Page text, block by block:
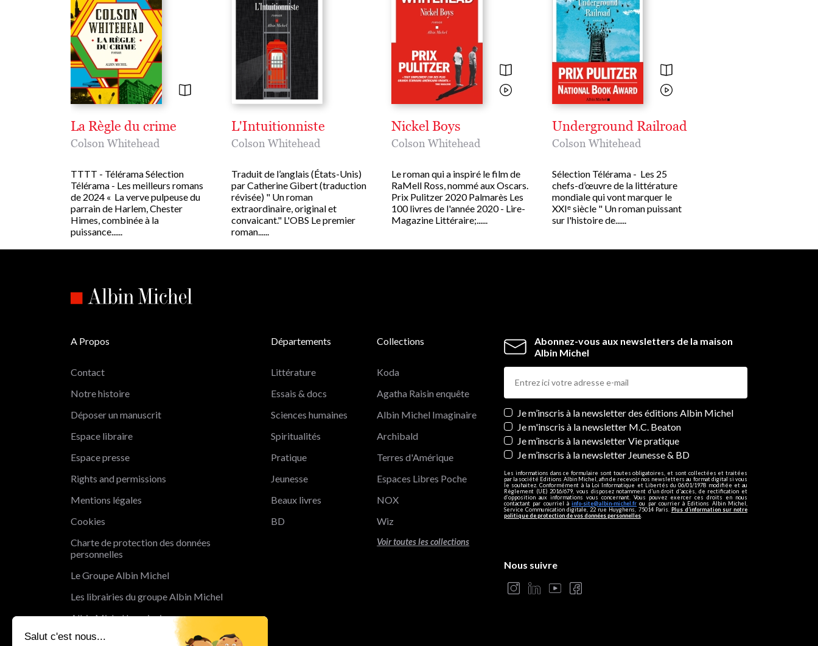
Salut c'est nous...
La Règle du crime
Colson Whitehead
TTTT - Télérama Sélection
Télérama - Les meilleurs romans
de 2024 « La verve pulpeuse du
parrain de Harlem, Chester
Himes, combinée à la
puissance......
L'Intuitionniste
Colson Whitehead
Traduit de l’anglais (États-Unis)
par Catherine Gibert (traduction
révisée) " Un roman
extraordinaire, original et
convaicant." L'OBS Le premier
roman......
Nickel Boys
Colson Whitehead
Le roman qui a inspiré le film de
RaMell Ross, nommé aux Oscars.
Prix Pulitzer 2020 Palmarès Les
100 livres de l'année 2020 - Lire-
Magazine Littéraire;......
Underground Railroad
Colson Whitehead
Sélection Télérama - Les 25
chefs-d’œuvre de la littérature
mondiale qui vont marquer le
XXIᵉ siècle " Un roman puissant
sur l'histoire de......
Abonnez-vous aux newsletters de la maison
Albin Michel
Newsletters
Je m’inscris à la newsletter des éditions Albin Michel
Je m'inscris à la newsletter M.C. Beaton
Je m’inscris à la newsletter Vie pratique
Je m’inscris à la newsletter Jeunesse & BD
Les informations dans ce formulaire sont toutes obligatoires, et sont collectées et traitées
par la société Editions Albin Michel, afin de recevoir nos newsletters au format digital si vous
le souhaitez. Conformément à la Loi Informatique et Libertés du 06/01/1978 modifiée et au
Règlement (UE) 2016/679, vous disposez notamment d'un droit d'accès, de rectification et
d’opposition aux informations vous concernant. Vous pouvez exercer ces droits en nous
contactant par courriel àinfo-site@albin-michel.fr ou par courrier à Editions Albin Michel,
Service Communication digitale, 22 rue Huyghens, 75014 Paris. Plus d’information sur notre
politique de protection de vos données personnelles
A Propos
Contact
Notre histoire
Déposer un manuscrit
Espace libraire
Espace presse
Rights and permissions
Mentions légales
Cookies
Charte de protection des données
personnelles
Le Groupe Albin Michel
Les librairies du groupe Albin Michel
Albin Michel Imaginaire
Départements
Littérature
Essais & docs
Sciences humaines
Spiritualités
Pratique
Jeunesse
Beaux livres
BD
Collections
Koda
Agatha Raisin enquête
Albin Michel Imaginaire
Archibald
Terres d'Amérique
Espaces Libres Poche
NOX
Wiz
Voir toutes les collections
Nous suivre